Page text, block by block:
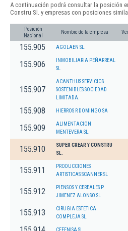
A continuación podrá consultar la posición
Constru Sl. y empresas con posiciones
Posición
Nacional
Nombre de la empresa
155.905 AGOLAEN SL.
155.906
INMOBILIARIA PEÑARREAL
SL
155.907
ACANTHUS SERVICIOS
SOSTENIBLES SOCIEDAD
LIMITADA.
155.908 HIERROS R DOMINGO SA
155.909
ALIMENTACION
MENTEVERA SL.
155.910
SUPER CREAR Y CONSTRU
SL.
155.911
PRODUCCIONES
ARTISTICAS SCANNER SL
155.912
PIENSOS Y CEREALES P
JIMENEZ ALONSO SL
155.913
CIRUGIA ESTETICA
COMPLEJA SL.
CEFENISA SL